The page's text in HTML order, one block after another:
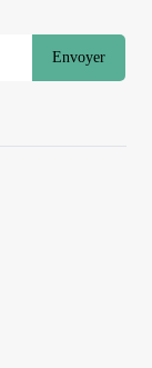
Envoyer